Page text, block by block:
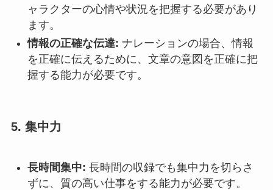
ャラクターの心情や状況を把握する必要があり
ます。
情報の正確な伝達: ナレーションの場合、情報
を正確に伝えるために、文章の意図を正確に把
握する能力が必要です。
5. 集中力
長時間集中: 長時間の収録でも集中力を切らさ
ずに、質の高い仕事をする能力が必要です。